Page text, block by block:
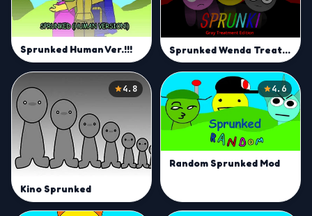
Sprunked Human Ver.!!! Sprunked Wenda Treatment
4.8
Kino Sprunked
4.6
Random Sprunked Mod